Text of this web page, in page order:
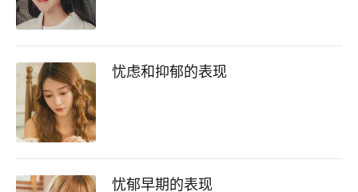
忧虑和抑郁的表现
忧郁早期的表现